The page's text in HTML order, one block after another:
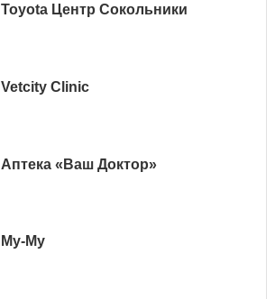
Toyota Центр Сокольники
Vetcity Clinic
Аптека «Ваш Доктор»
Му-Му